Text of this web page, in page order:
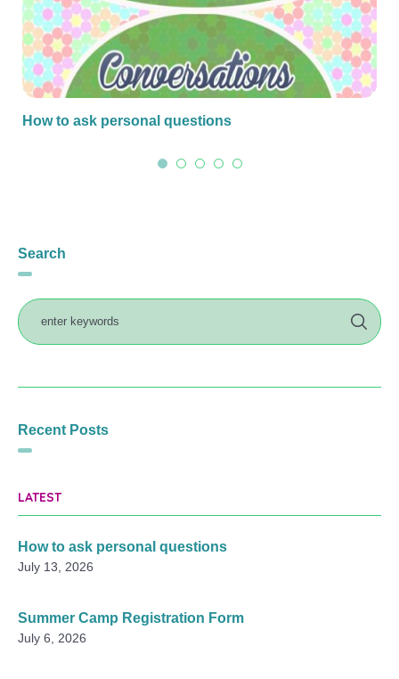
How to ask personal questions
Search
Recent Posts
LATEST
How to ask personal questions
July 13, 2026
Summer Camp Registration Form
July 6, 2026